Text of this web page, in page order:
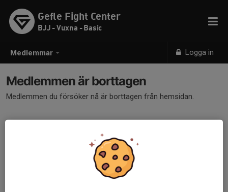
Medlemmar Logga in
Gefle Fight Center
BJJ - Vuxna - Basic
Medlemmen är borttagen
Medlemmen du försöker nå är borttagen från hemsidan.